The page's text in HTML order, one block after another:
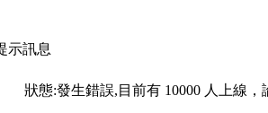
示訊息
狀態:發生錯誤,目前有 10000 人上線